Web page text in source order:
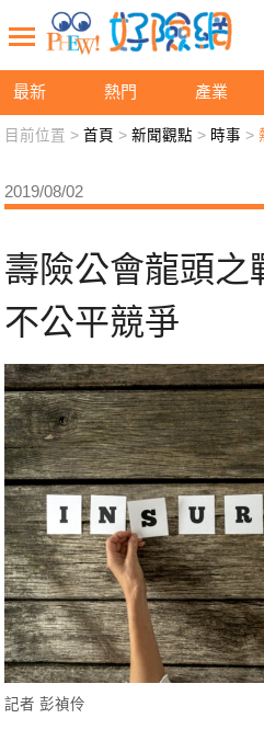
最新 熱門 產業
壽
新聞觀點 業務交流
退休先準備 好險學堂
目前位置 >首頁 >新聞觀點 > 時事 >
2019/08/02
壽險公會龍頭
不公平競爭
記者 彭禎伶